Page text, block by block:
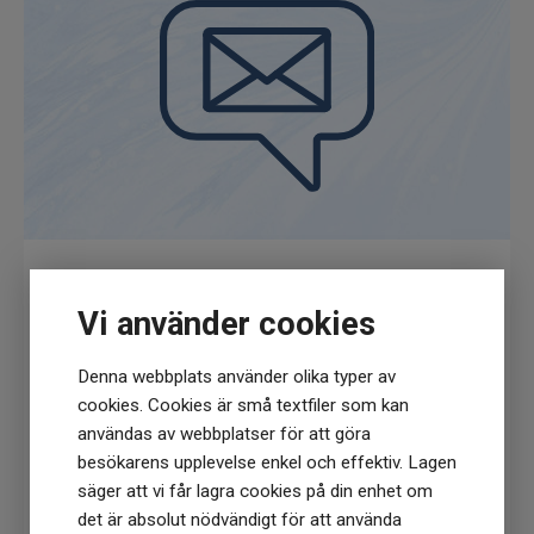
Vi använder cookies
Denna webbplats använder olika typer av
cookies. Cookies är små textfiler som kan
användas av webbplatser för att göra
besökarens upplevelse enkel och effektiv. Lagen
säger att vi får lagra cookies på din enhet om
det är absolut nödvändigt för att använda
Få10% rabatt
när du anmäler dig för vårt
nyhetsbrev
(Du får en kod till din mejl som gäller vid 1
köptillfälle på ordinarie priser)